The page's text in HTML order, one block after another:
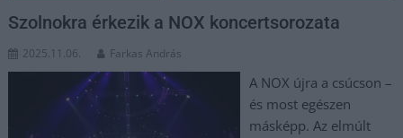
Szolnokra érkezik a NOX koncertsorozata
2025.11.06. Farkas András
A NOX újra a csúcson –
és most egészen
másképp. Az elmúlt